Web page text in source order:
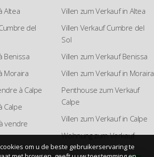
Altea
del
Benissa
Moraira
à Calpe
Calpe
vendre
Villen zum Verkauf in Altea
Villen Verkauf Cumbre del
Sol
Villen zum Verkauf Benissa
Villen zum Verkauf in Moraira
Penthouse zum Verkauf
Calpe
Villen zum Verkauf in Calpe
Wohnung zum Verkauf
Calpe
om u de beste gebruikerservaring te